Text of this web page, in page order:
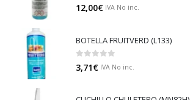
0 out of 5
12,00€ IVA No inc.
BOTELLA FRUITVERD (L133)
0 out of 5
3,71€ IVA No inc.